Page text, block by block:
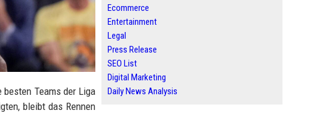
Teams der Liga
bleibt das Rennen
Ecommerce
Entertainment
Legal
Press Release
SEO List
Digital Marketing
Daily News Analysis